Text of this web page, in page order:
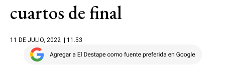
cuartos de final
11 DE JULIO, 2022 | 11.53